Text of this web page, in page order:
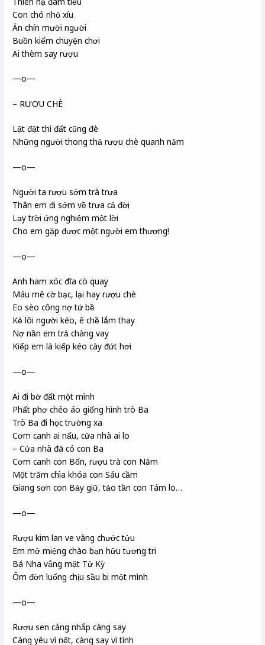
Con chó nhỏ xíu
Ăn chín mười người
Buồn kiếm chuyện chơi
Ai thèm say rượu
—o—
– RƯỢU CHÈ
Lật đật thì đất cũng đè
Những người thong thả rượu chè quanh năm
—o—
Người ta rượu sớm trà trưa
Thân em đi sớm về trưa cả đời
Lạy trời ứng nghiệm một lời
Cho em gặp được một người em thương!
—o—
Anh ham xóc đĩa cò quay
Máu mê cờ bạc, lại hay rượu chè
Eo sèo công nợ tứ bề
Kẻ lôi người kéo, ê chề lắm thay
Nợ nần em trả chàng vay
Kiếp em là kiếp kéo cày đứt hơi
—o—
Ai đi bờ đất một mình
Phất phơ chéo áo giống hình trò Ba
Trò Ba đi học trường xa
Cơm canh ai nấu, cửa nhà ai lo
– Cửa nhà đã có con Ba
Cơm canh con Bốn, rượu trà con Năm
Một trăm chìa khóa con Sáu cầm
Giang sơn con Bảy giữ, tảo tần con Tám lo…
—o—
Rượu kim lan ve vàng chước tửu
Em mở miệng chào bạn hữu tương tri
Bá Nha vắng mặt Tử Kỳ
Ôm đờn luống chịu sầu bi một mình
—o—
Rượu sen càng nhắp càng say
Càng yêu vì nết, càng say vì tình